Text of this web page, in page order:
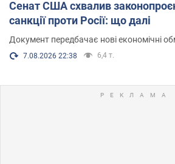
Сенат США схвалив
санкції проти Росії: що далі
Документ передбачає нові економічні
7.08.2026 22:38 6,4 т.